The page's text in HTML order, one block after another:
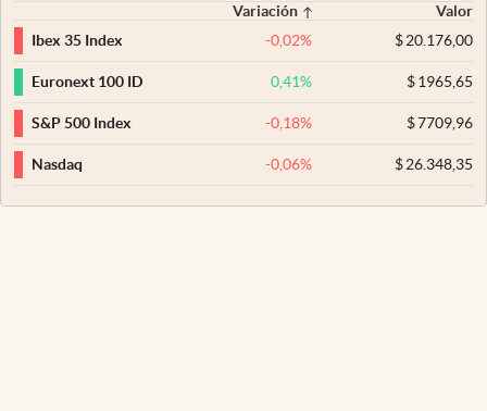
Variación
Valor
Ibex 35 Index
-0,02% $20.176,00
Euronext 100 ID 0,41% $1965,65
S&P 500 Index -0,18% $7709,96
Nasdaq -0,06% $26.348,35